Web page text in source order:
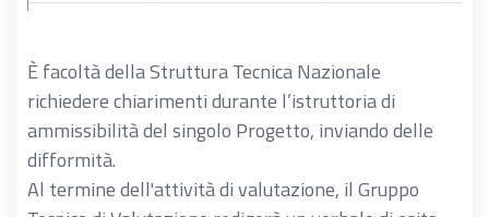
2.5
- la compilazione in esito al percorso formativo
NB: la dichiarazione di competenze “cartacea”
3
ECONOMICITA’ DEL PROGETTO DI SVILUPPO
È facoltà della Struttura Tecnica Nazionale
richiedere chiarimenti durante l’istruttoria di
ammissibilità del singolo Progetto, inviando delle
difformità.
Al termine dell'attività di valutazione, il Gruppo